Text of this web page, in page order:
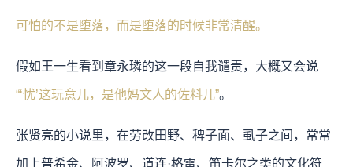
可怕的不是堕落，而是堕落的时候非常清醒。
假如王一生看到章永璘的这一段自我谴责，大概又会说
“‘忧’这玩意儿，是他妈文人的佐料儿”。
张贤亮的小说里，在劳改田野、稗子面、虱子之间，常常
加上普希金、阿波罗、道连·格雷、笛卡尔之类的文化符